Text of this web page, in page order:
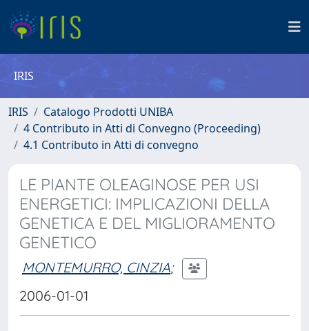
IRIS
IRIS
Catalogo Prodotti UNIBA
4 Contributo in Atti di Convegno (Proceeding)
4.1 Contributo in Atti di convegno
LE PIANTE OLEAGINOSE PER USI
ENERGETICI: IMPLICAZIONI DELLA
GENETICA E DEL MIGLIORAMENTO
GENETICO
MONTEMURRO, CINZIA;
2006-01-01